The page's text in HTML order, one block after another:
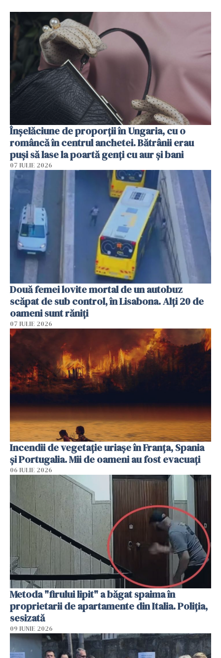
Înșelăciune de proporții în Ungaria, cu o
româncă în centrul anchetei. Bătrânii erau
puși să lase la poartă genți cu aur și bani
07 IULIE 2026
Două femei lovite mortal de un autobuz
scăpat de sub control, în Lisabona. Alți 20 de
oameni sunt răniți
07 IULIE 2026
Incendii de vegetație uriașe în Franța, Spania
și Portugalia. Mii de oameni au fost evacuați
06 IULIE 2026
Metoda "firului lipit" a băgat spaima în
proprietarii de apartamente din Italia. Poliția,
sesizată
09 IUNIE 2026